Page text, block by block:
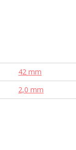
42 mm
2,0 mm